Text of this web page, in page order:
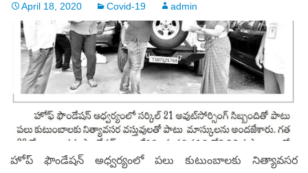
April 18, 2020 Covid-19 admin
హోప్ ఫౌండేషన్ అధ్వర్యంలో పలు కుటుంబాలకు నిత్యావసర